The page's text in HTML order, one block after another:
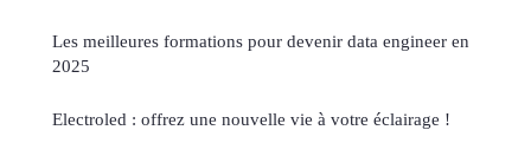
Les meilleures formations pour devenir data engineer en
2025
Electroled : offrez une nouvelle vie à votre éclairage !